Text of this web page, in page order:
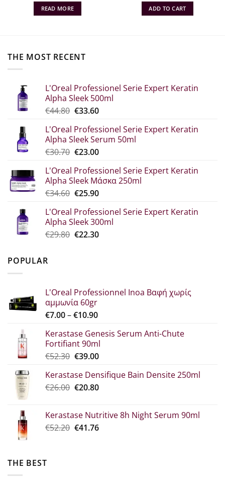
was:
€22.80.
€14.82.
READ MORE what:
€27.90.
€22.32.
ADD TO CART
THE MOST RECENT
L'Oreal Professionel Serie Expert Keratin
Alpha Sleek 500ml
€44.80 Original
was:
€44.80.
€33.60The
price
is:
€33.60.
L'Oreal Professionel Serie Expert Keratin
Alpha Sleek Serum 50ml
€30.70 Original
was:
€30.70.
€23.00Η
τιμή
είναι:
€23.00.
L'Oreal Professionel Serie Expert Keratin
Alpha Sleek Μάσκα 250ml
€34.60 Original
which
was:
€34.60.
€25.90The
price
is:
€25.90.
L'Oreal Professionel Serie Expert Keratin
Alpha Sleek 300ml
€29.80 Original
€22.30Η
POPULAR
L'Oreal Professionnel Inoa Βαφή χωρίς
αμμωνία 60gr
€7.00–€10.90Price
€7.00
through
€10.90
Kerastase Genesis Serum Anti-Chute
Fortifiant 90ml
€52.30 Original
was:
€52.30.
€39.00Η
τιμή
είναι:
Kerastase Densifique Bain Densite 250ml
€26.00 Original
€26.00.
€20.80The
is:
€20.80.
Kerastase Nutritive 8h Night Serum 90ml
€52.20 Original
€41.76Η
THE BEST